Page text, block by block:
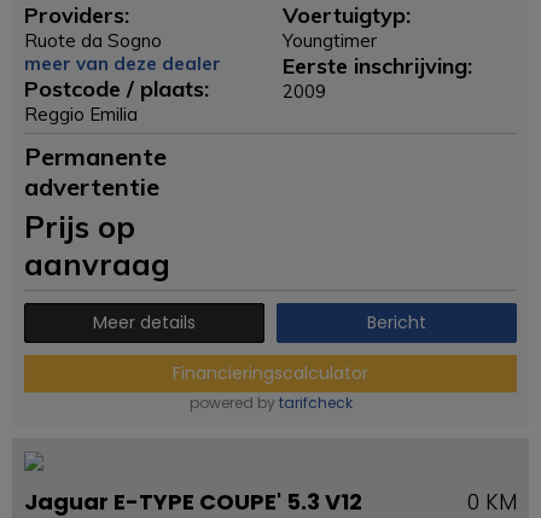
Providers:
Ruote da Sogno
meer van deze dealer
Postcode / plaats:
Reggio Emilia
Voertuigtyp:
Youngtimer
Eerste inschrijving:
2009
Permanente
advertentie
Prijs op
aanvraag
Meer details Bericht
Financieringscalculator
powered by tarifcheck
Jaguar E-TYPE COUPE' 5.3 V12 0 KM